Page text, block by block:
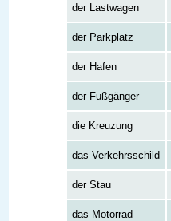
der Lastwagen
der Parkplatz
der Hafen
der Fußgänger
die Kreuzung
das Verkehrsschild
der Stau
das Motorrad